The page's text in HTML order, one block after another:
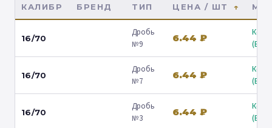
КАЛИБР БРЕНД ТИП ЦЕНА / ШТ
16/70
Дробь
№9
6.44 ₽
16/70
Дробь
№7
6.44 ₽
16/70
Дробь
№3
6.44 ₽